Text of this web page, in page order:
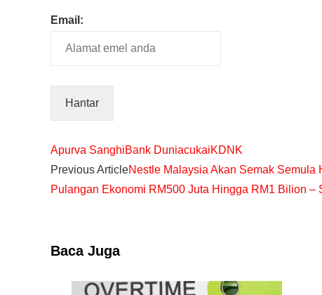
Email:
Apurva SanghiBank DuniacukaiKDNK
Previous ArticleNestle Malaysia Akan Semak Semula
Pulangan Ekonomi RM500 Juta Hingga RM1 Bilion –
Baca Juga